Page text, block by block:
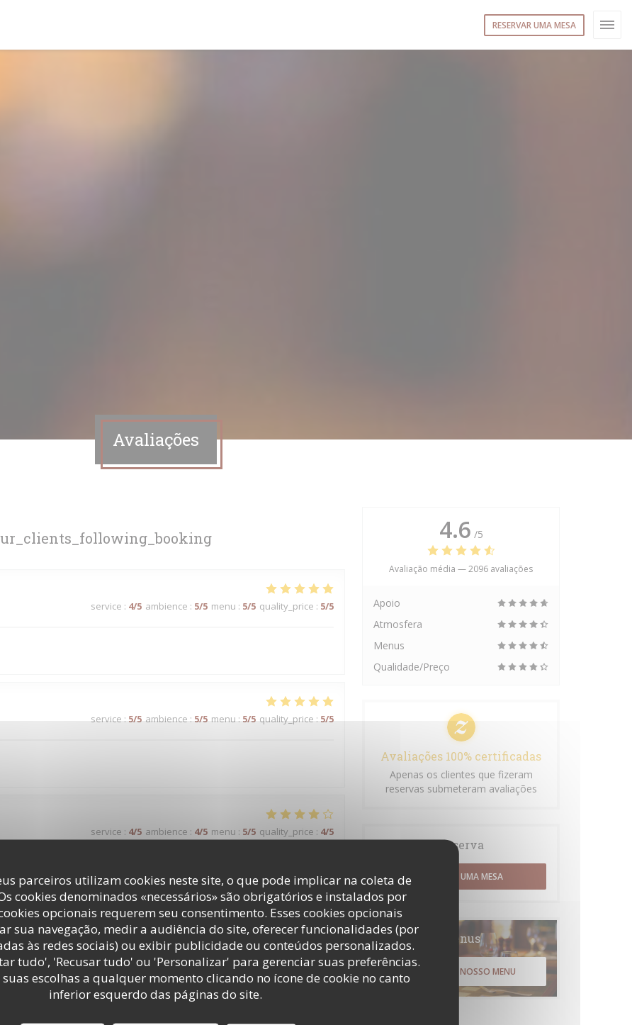
parceiros utilizam cookies neste site, o que pode implicar na coleta de
cookies denominados «necessários» são obrigatórios e instalados por
opcionais requerem seu consentimento. Esses cookies opcionais
sua navegação, medir a audiência do site, oferecer funcionalidades (por
às redes sociais) ou exibir publicidade ou conteúdos personalizados.
tudo', 'Recusar tudo' ou 'Personalizar' para gerenciar suas preferências.
escolhas a qualquer momento clicando no ícone de cookie no canto
inferior esquerdo das páginas do site.
RESERVAR UMA MESA
Avaliações
service : 4/5 ambience : 5/5 menu : 5/5 quality_price : 5/5
service : 5/5 ambience : 5/5 menu : 5/5 quality_price : 5/5
service : 4/5 ambience : 4/5 menu : 5/5 quality_price : 4/5
service:4/5 ambience:4/5 menu: 5/5 quality_price :3 /5
service:5 /5 ambience: 5/5 menu: 4/5 quality_price 4/5
belle expérience.
4.6 /5
Avaliação média —2096 avaliações
Apoio
Atmosfera
Menus
Qualidade/Preço
Avaliações 100% certificadas
Apenas os clientes que fizeram
reservas submeteram avaliações
Reserva
RESERVAR UMA MESA
Menus
DESCUBRA O NOSSO MENU